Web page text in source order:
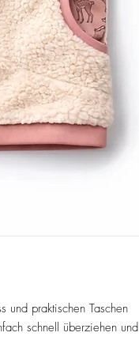
und praktischen Taschen
schnell überziehen und